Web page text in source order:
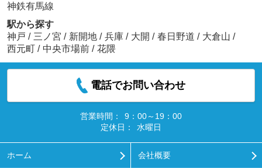
神鉄有馬線
駅から探す
神戸 / 三ノ宮 / 新開地 / 兵庫 / 大開 / 春日野道 / 大倉山 /
西元町 / 中央市場前 / 花隈
電話でお問い合わせ
営業時間：
9：00～19：00
定休日：
水曜日
ホーム 会社概要